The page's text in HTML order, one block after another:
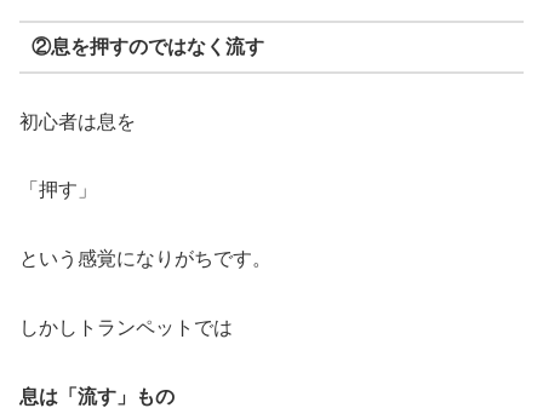
②息を押すのではなく流す
初心者は息を
「押す」
という感覚になりがちです。
しかしトランペットでは
息は「流す」もの